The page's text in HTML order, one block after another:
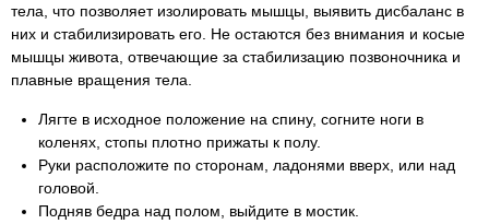
тела, что позволяет изолировать мышцы, выявить дисбаланс в
них и стабилизировать его. Не остаются без внимания и косые
мышцы живота, отвечающие за стабилизацию позвоночника и
плавные вращения тела.
Лягте в исходное положение на спину, согните ноги в
коленях, стопы плотно прижаты к полу.
Руки расположите по сторонам, ладонями вверх, или над
головой.
Подняв бедра над полом, выйдите в мостик.